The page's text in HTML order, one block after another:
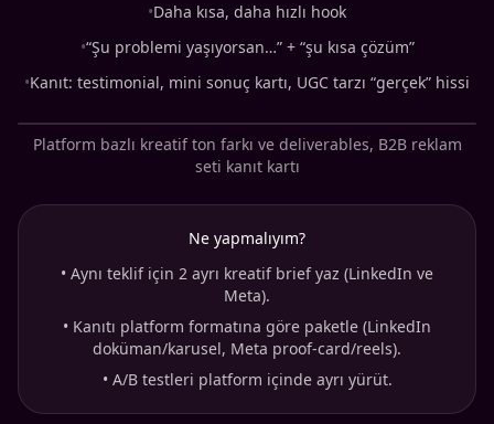
•Daha kısa, daha hızlı hook
•“Şu problemi yaşıyorsan…” + “şu kısa çözüm”
•Kanıt: testimonial, mini sonuç kartı, UGC tarzı “gerçek” hissi
Platform bazlı kreatif ton farkı ve deliverables, B2B reklam
seti kanıt kartı
Ne yapmalıyım?
• Aynı teklif için 2 ayrı kreatif brief yaz (LinkedIn ve
Meta).
• Kanıtı platform formatına göre paketle (LinkedIn
doküman/karusel, Meta proof-card/reels).
• A/B testleri platform içinde ayrı yürüt.